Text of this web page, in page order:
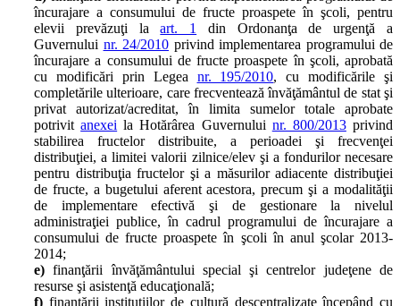
încurajare a consumului de fructe proaspete în şcoli, pentru
elevii prevăzuţi laart. 1
din Ordonanţa de urgenţă a
Guvernului nr. 24/2010 privind implementarea programului de
încurajare a consumului de fructe proaspete în şcoli, aprobată
cu modificări prin Legea nr. 195/2010, cu modificările şi
completările ulterioare, care frecventează învăţământul de stat şi
privat autorizat/acreditat, în limita sumelor totale aprobate
potrivitanexei la Hotărârea Guvernului nr. 800/2013privind
stabilirea fructelor distribuite, a perioadei şi frecvenţei
distribuţiei, a limitei valorii zilnice/elev şi a fondurilor necesare
pentru distribuţia fructelor şi a măsurilor adiacente distribuţiei
de fructe, a bugetului aferent acestora, precum şi a modalităţii
de implementare efectivă şi de gestionare la nivelul
administraţiei publice, în cadrul programului de încurajare a
consumului de fructe proaspete în şcoli în anul şcolar 2013-
2014;
e) finanţării învăţământului special şi centrelor judeţene de
resurse şi asistenţă educaţională;
f) finanţării instituţiilor de cultură descentralizate începând cu